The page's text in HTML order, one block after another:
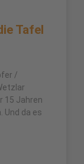
Tafel
/
15 Jahren
Und da es